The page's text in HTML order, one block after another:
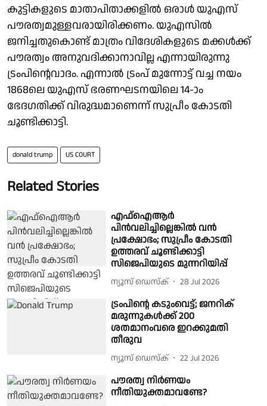
കുട്ടികളുടെ മാതാപിതാക്കളില്‍ ഒരാള്‍ യുഎസ്
പൗരത്വമുള്ളവരായിരിക്കണം. യുഎസില്‍
ജനിച്ചതുകൊണ്ട് മാത്രം വിദേശികളുടെ മക്കള്‍ക്ക്
പൗരത്വം അനുവദിക്കാനാവില്ല എന്നായിരുന്നു
ട്രംപിന്റെവാദം. എന്നാല്‍ ട്രംപ് മുന്നോട്ട് വച്ച നയം
1868ലെ യുഎസ് ഭരണഘടനയിലെ 14-ാം
ഭേദഗതിക്ക് വിരുദ്ധമാണെന്ന് സുപ്രീം കോടതി
ചൂണ്ടിക്കാട്ടി.
donald trump US COURT
Related Stories
എഫ്ഐആര്‍
പിന്‍വലിച്ചില്ലെങ്കില്‍ വന്‍
പ്രക്ഷോഭം; സുപ്രീം കോടതി
ഉത്തരവ് ചൂണ്ടിക്കാട്ടി
സിജെപിയുടെ മുന്നറിയിപ്പ്
ന്യൂസ് ഡെസ്ക് 28 Jul 2026
ട്രംപിന്റെ കടുംവെട്ട്; ജനറിക്
മരുന്നുകൾക്ക് 200
ശതമാനംവരെ ഇറക്കുമതി
തീരുവ
ന്യൂസ് ഡെസ്ക് 22 Jul 2026
പൗരത്വ നിര്‍ണയം
നീതിയുക്തമാവണ്ടേ?